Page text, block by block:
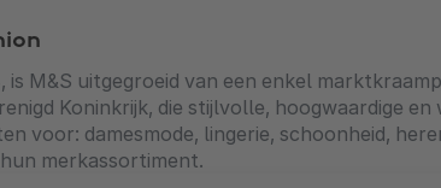
is M&S uitgegroeid van een enkel
Koninkrijk, die stijlvolle, hoogwaardige
voor: damesmode, lingerie, schoonheid,
merkassortiment.